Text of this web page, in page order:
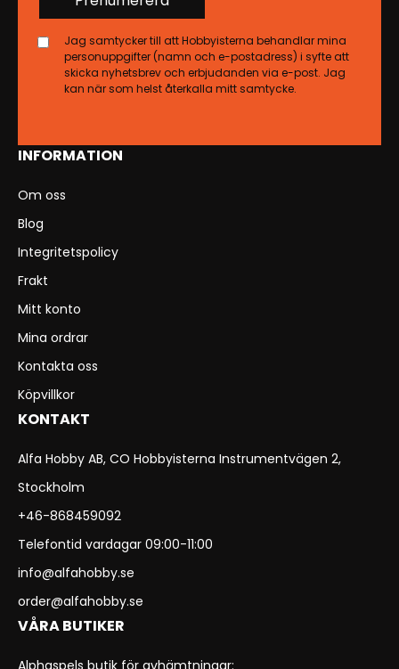
INFORMATION
Om oss
Blog
Integritetspolicy
Frakt
Mitt konto
Mina ordrar
Kontakta oss
Köpvillkor
KONTAKT
Alfa Hobby AB, CO Hobbyisterna Instrumentvägen 2,
Stockholm
+46-868459092
Telefontid vardagar 09:00-11:00
info@alfahobby.se
order@alfahobby.se
VÅRA BUTIKER
Jag samtycker till att Hobbyisterna behandlar mina
personuppgifter (namn och e-postadress) i syfte att
skicka nyhetsbrev och erbjudanden via e-post. Jag
kan när som helst återkalla mitt samtycke.